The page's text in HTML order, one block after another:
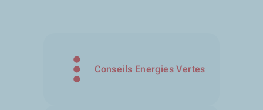
Conseils Energies Vertes